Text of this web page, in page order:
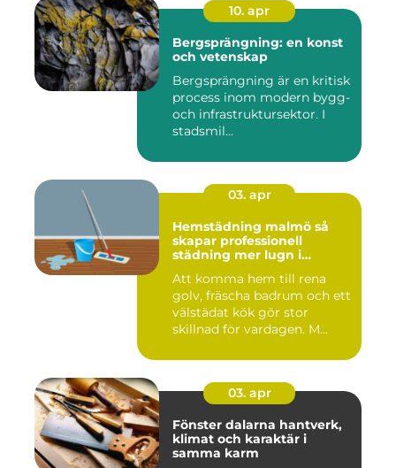
10. apr
Bergsprängning: en konst
och vetenskap
Bergsprängning är en kritisk
process inom modern bygg-
och infrastruktursektor. I
stadsmil...
03. apr
Hemstädning malmö så
skapar professionell
städning mer lugn i
Att komma hem till rena
golv, fräscha badrum och ett
välstädat kök gör stor
skillnad för vardagen. M...
03. apr
Fönster dalarna hantverk,
klimat och karaktär i
samma karm